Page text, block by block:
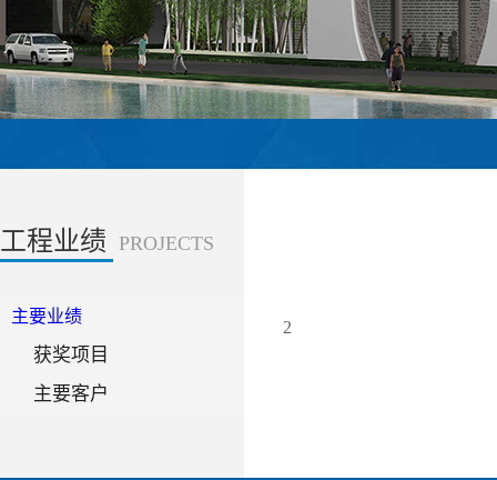
工程业绩 PROJECTS
主要业绩
获奖项目
主要客户
2